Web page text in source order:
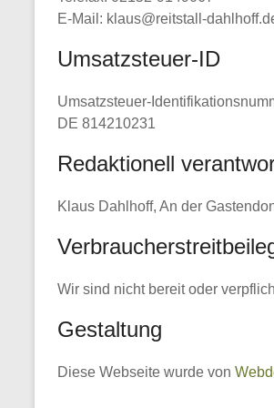
E-Mail: klaus@reitstall-
Umsatzsteuer-ID
Umsatzsteuer-
DE 814210231
Redaktionell
Klaus Dahlhoff, An der
Wir sind nicht bereit oder
Gestaltung
Diese Webseite wurde von